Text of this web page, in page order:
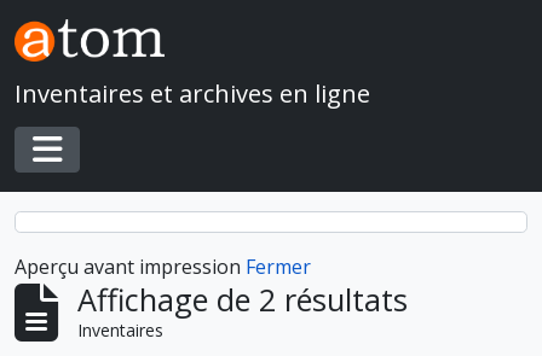
Skip to main content
Inventaires et archives en ligne
Toggle navigation
Aperçu avant impression Fermer
Affichage de 2 résultats
Inventaires